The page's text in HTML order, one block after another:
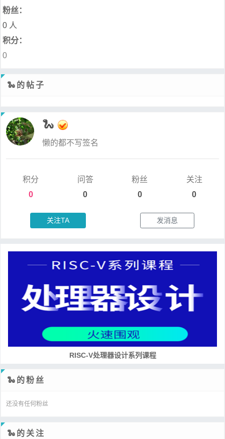
粉丝：
0 人
积分：
0
🐍的帖子
🐍
懒的都不写签名
积分
0
问答
0
粉丝
0
关注
0
关注TA 发消息
RISC-V处理器设计系列课程
🐍的粉丝
还没有任何粉丝
🐍的关注